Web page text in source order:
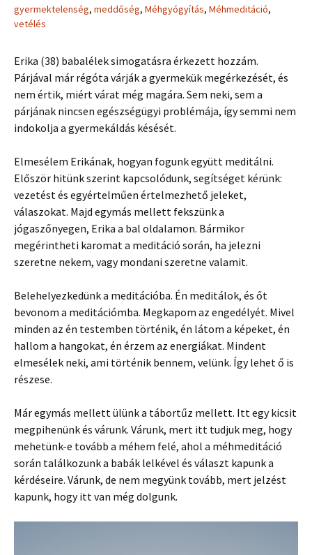
gyermektelenség, meddőség, Méhgyógyítás, Méhmeditáció,
vetélés
Erika (38) babalélek simogatásra érkezett hozzám.
Párjával már régóta várják a gyermekük megérkezését, és
nem értik, miért várat még magára. Sem neki, sem a
párjának nincsen egészségügyi problémája, így semmi nem
indokolja a gyermekáldás késését.
Elmesélem Erikának, hogyan fogunk együtt meditálni.
Először hitünk szerint kapcsolódunk, segítséget kérünk:
vezetést és egyértelműen értelmezhető jeleket,
válaszokat. Majd egymás mellett fekszünk a
jógaszőnyegen, Erika a bal oldalamon. Bármikor
megérintheti karomat a meditáció során, ha jelezni
szeretne nekem, vagy mondani szeretne valamit.
Belehelyezkedünk a meditációba. Én meditálok, és őt
bevonom a meditációmba. Megkapom az engedélyét. Mivel
minden az én testemben történik, én látom a képeket, én
hallom a hangokat, én érzem az energiákat. Mindent
elmesélek neki, ami történik bennem, velünk. Így lehet ő is
részese.
Már egymás mellett ülünk a tábortűz mellett. Itt egy kicsit
megpihenünk és várunk. Várunk, mert itt tudjuk meg, hogy
mehetünk-e tovább a méhem felé, ahol a méhmeditáció
során találkozunk a babák lelkével és választ kapunk a
kérdéseire. Várunk, de nem megyünk tovább, mert jelzést
kapunk, hogy itt van még dolgunk.